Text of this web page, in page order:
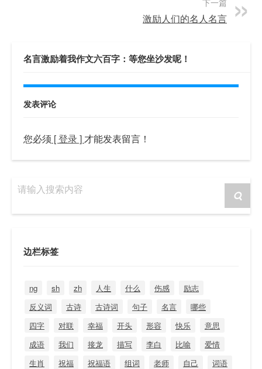
激励人们的名人名言
名言激励着我作文六百字：等您坐沙发呢！
发表评论
您必须 [ 登录 ] 才能发表留言！
请输入搜索内容
边栏标签
ng sh zh 人生 什么 伤感
励志
反义词
古诗 古诗词 句子 名言
哪些
四字
对联 幸福 开头 形容 快乐
意思
成语
我们 接龙 描写 李白 比喻
爱情
生肖
祝福 祝福语 组词 老师 自己
词语